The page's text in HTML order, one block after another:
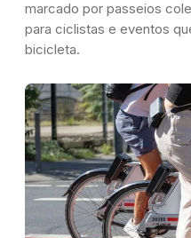
marcado por passeios
para ciclistas e eventos
bicicleta.